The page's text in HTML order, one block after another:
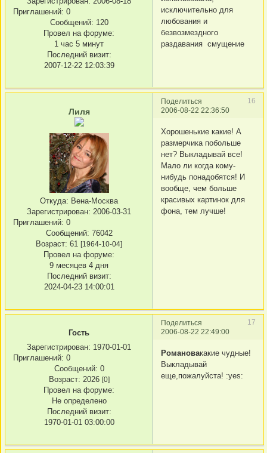
Приглашений: 0
Сообщений: 120
Провел на форуме:
1 час 5 минут
Последний визит:
2007-12-22 12:03:39
исключительно для
любования и
безвозмездного
раздавания смущение
Поделиться
16
2006-08-22 22:36:50
Лиля
Откуда: Вена-Москва
Зарегистрирован: 2006-03-31
Приглашений: 0
Сообщений: 76042
Возраст: 61 [1964-10-04]
Провел на форуме:
9 месяцев 4 дня
Последний визит:
2024-04-23 14:00:01
Хорошенькие какие! А
размерчика побольше
нет? Выкладывай все!
Мало ли когда кому-
нибудь понадобятся! И
вообще, чем больше
красивых картинок для
фона, тем лучше!
Поделиться
17
2006-08-22 22:49:00
Гость
Зарегистрирован: 1970-01-01
Приглашений: 0
Сообщений: 0
Возраст: 2026 [0]
Провел на форуме:
Не определено
Последний визит:
1970-01-01 03:00:00
Романовакакие чудные!
Выкладывай
еще,пожалуйста! :yes: